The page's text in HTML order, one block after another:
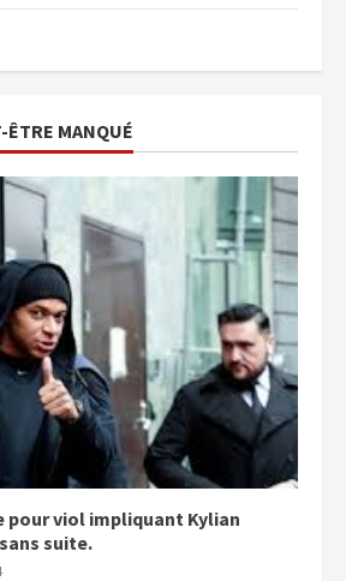
ÊTRE MANQUÉ
pour viol impliquant Kylian
suite.